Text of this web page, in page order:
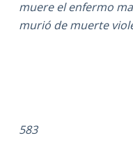
muere el enfermo
murió de muerte
583